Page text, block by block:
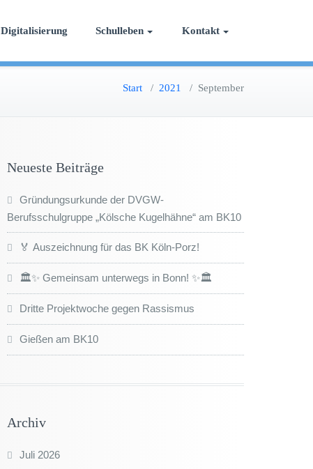
Digitalisierung Schulleben Kontakt
Start / 2021 / September
Neueste Beiträge
Gründungsurkunde der DVGW-
Berufsschulgruppe „Kölsche Kugelhähne“ am BK10
🏅 Auszeichnung für das BK Köln-Porz!
🏛️✨ Gemeinsam unterwegs in Bonn! ✨🏛️
Dritte Projektwoche gegen Rassismus
Gießen am BK10
Archiv
Juli 2026